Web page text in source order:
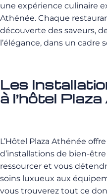
une expérience culinaire
Athénée. Chaque
découverte des saveurs,
l’élégance, dans un cadre
Les
à l’hôtel
L’Hôtel Plaza Athénée
d’installations de bien-
ressourcer et vous
soins luxueux aux
vous trouverez tout ce